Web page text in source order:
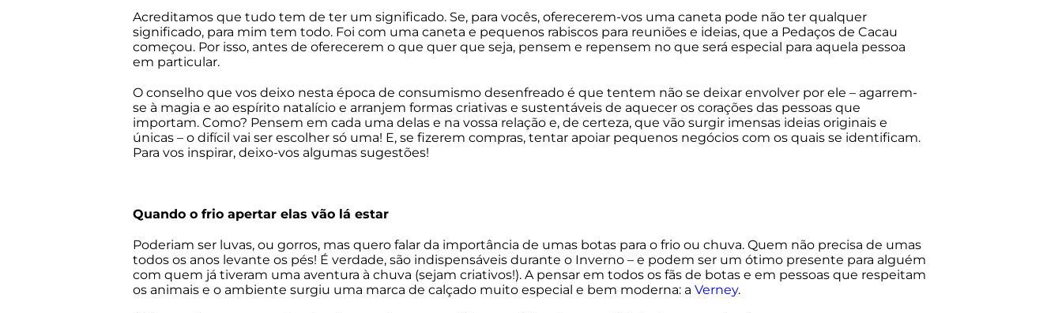
Acreditamos que tudo tem de ter um significado. Se, para vocês, oferecerem-vos uma caneta pode não ter qualquer
significado, para mim tem todo. Foi com uma caneta e pequenos rabiscos para reuniões e ideias, que a Pedaços de Cacau
começou. Por isso, antes de oferecerem o que quer que seja, pensem e repensem no que será especial para aquela pessoa
em particular.
O conselho que vos deixo nesta época de consumismo desenfreado é que tentem não se deixar envolver por ele – agarrem-
se à magia e ao espírito natalício e arranjem formas criativas e sustentáveis de aquecer os corações das pessoas que
importam. Como? Pensem em cada uma delas e na vossa relação e, de certeza, que vão surgir imensas ideias originais e
únicas – o difícil vai ser escolher só uma! E, se fizerem compras, tentar apoiar pequenos negócios com os quais se identificam.
Para vos inspirar, deixo-vos algumas sugestões!
Quando o frio apertar elas vão lá estar
Poderiam ser luvas, ou gorros, mas quero falar da importância de umas botas para o frio ou chuva. Quem não precisa de umas
todos os anos levante os pés! É verdade, são indispensáveis durante o Inverno – e podem ser um ótimo presente para alguém
com quem já tiveram uma aventura à chuva (sejam criativos!). A pensar em todos os fãs de botas e em pessoas que respeitam
os animais e o ambiente surgiu uma marca de calçado muito especial e bem moderna: a Verney.